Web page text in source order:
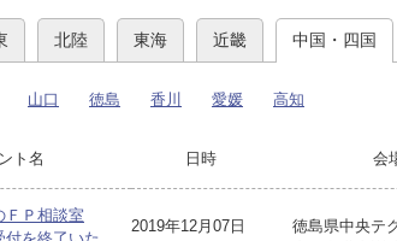
北陸 東海 近畿 中国・四国
山口 徳島 香川 愛媛 高知
ト名 日時 会
ＦＰ相談室
2019年12月07日
徳島県中央テ